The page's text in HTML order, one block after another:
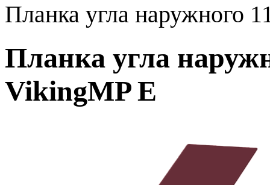
Планка угла наружного
Планка угла
VikingMP E